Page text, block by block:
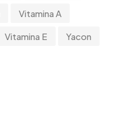
Vitamina A
Vitamina E Yacon